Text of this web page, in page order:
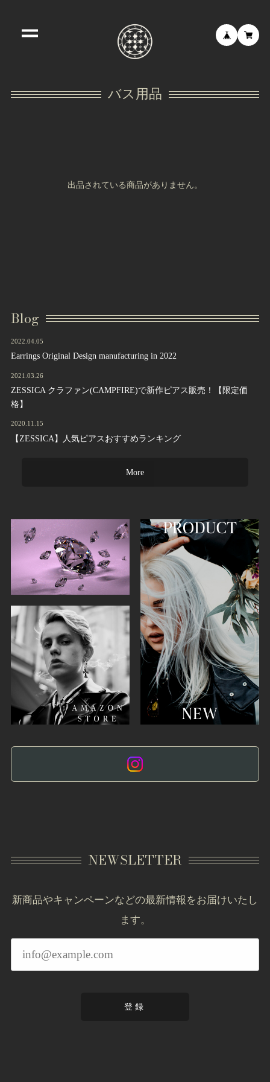
バス用品
出品されている商品がありません。
Blog
2022.04.05
Earrings Original Design manufacturing in 2022
2021.03.26
ZESSICA クラファン(CAMPFIRE)で新作ピアス販売！【限定価
格】
2020.11.15
【ZESSICA】人気ピアスおすすめランキング
More
NEWSLETTER
新商品やキャンペーンなどの最新情報をお届けいたし
ます。
登録